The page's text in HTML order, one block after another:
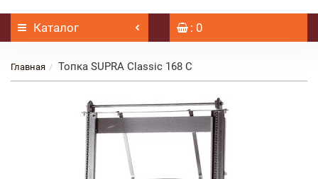
Каталог : 0
Главная Топка SUPRA Classic 168 C